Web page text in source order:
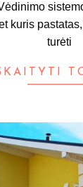
kuris
turėti